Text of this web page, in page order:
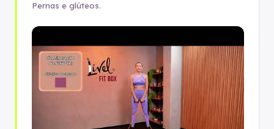
Pernas e glúteos.